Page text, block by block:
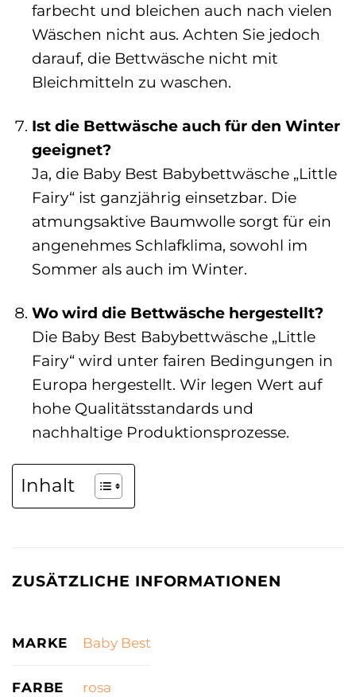
farbecht und bleichen auch nach vielen
Wäschen nicht aus. Achten Sie jedoch
darauf, die Bettwäsche nicht mit
Bleichmitteln zu waschen.
Ist die Bettwäsche auch für den Winter
geeignet?
Ja, die Baby Best Babybettwäsche „Little
Fairy“ ist ganzjährig einsetzbar. Die
atmungsaktive Baumwolle sorgt für ein
angenehmes Schlafklima, sowohl im
Sommer als auch im Winter.
Wo wird die Bettwäsche hergestellt?
Die Baby Best Babybettwäsche „Little
Fairy“ wird unter fairen Bedingungen in
Europa hergestellt. Wir legen Wert auf
hohe Qualitätsstandards und
nachhaltige Produktionsprozesse.
Inhalt
ZUSÄTZLICHE INFORMATIONEN
MARKE Baby Best
FARBE rosa